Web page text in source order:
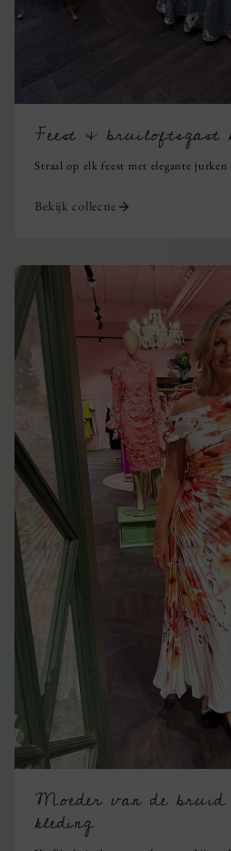
Feest & bruiloftsgast
Straal op elk feest met elegante
Bekijk collectie
Moeder van de bruid
kleding